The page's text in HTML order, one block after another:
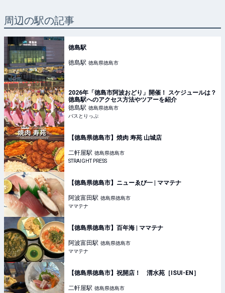
周辺の駅の記事
徳島駅
徳島駅 徳島県徳島市
2026年「徳島市阿波おどり」開催！ スケジュールは？
徳島駅へのアクセス方法やツアーを紹介
徳島駅 徳島県徳島市
バスとりっぷ
【徳島県徳島市】焼肉 寿苑 山城店
二軒屋駅 徳島県徳島市
STRAIGHT PRESS
【徳島県徳島市】ニューゑび一 | ママテナ
阿波富田駅 徳島県徳島市
ママテナ
【徳島県徳島市】百年海 | ママテナ
阿波富田駅 徳島県徳島市
ママテナ
【徳島県徳島市】祝開店！ 渭水苑［ISUI-EN］
二軒屋駅 徳島県徳島市